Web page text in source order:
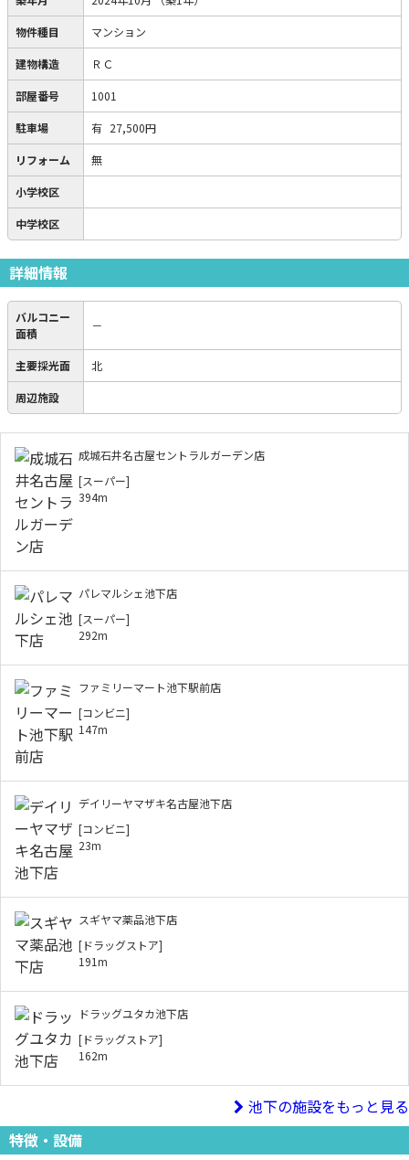
物件種目 マンション
建物構造 ＲＣ
部屋番号 1001
駐車場 有 27,500円
リフォーム 無
小学校区
中学校区
詳細情報
バルコニー
面積
－
主要採光面 北
周辺施設
成城石井名古屋セントラルガーデン店
[スーパー]
394m
パレマルシェ池下店
[スーパー]
292m
ファミリーマート池下駅前店
[コンビニ]
147m
デイリーヤマザキ名古屋池下店
[コンビニ]
23m
スギヤマ薬品池下店
[ドラッグストア]
191m
ドラッグユタカ池下店
[ドラッグストア]
162m
池下の施設をもっと見る
特徴・設備